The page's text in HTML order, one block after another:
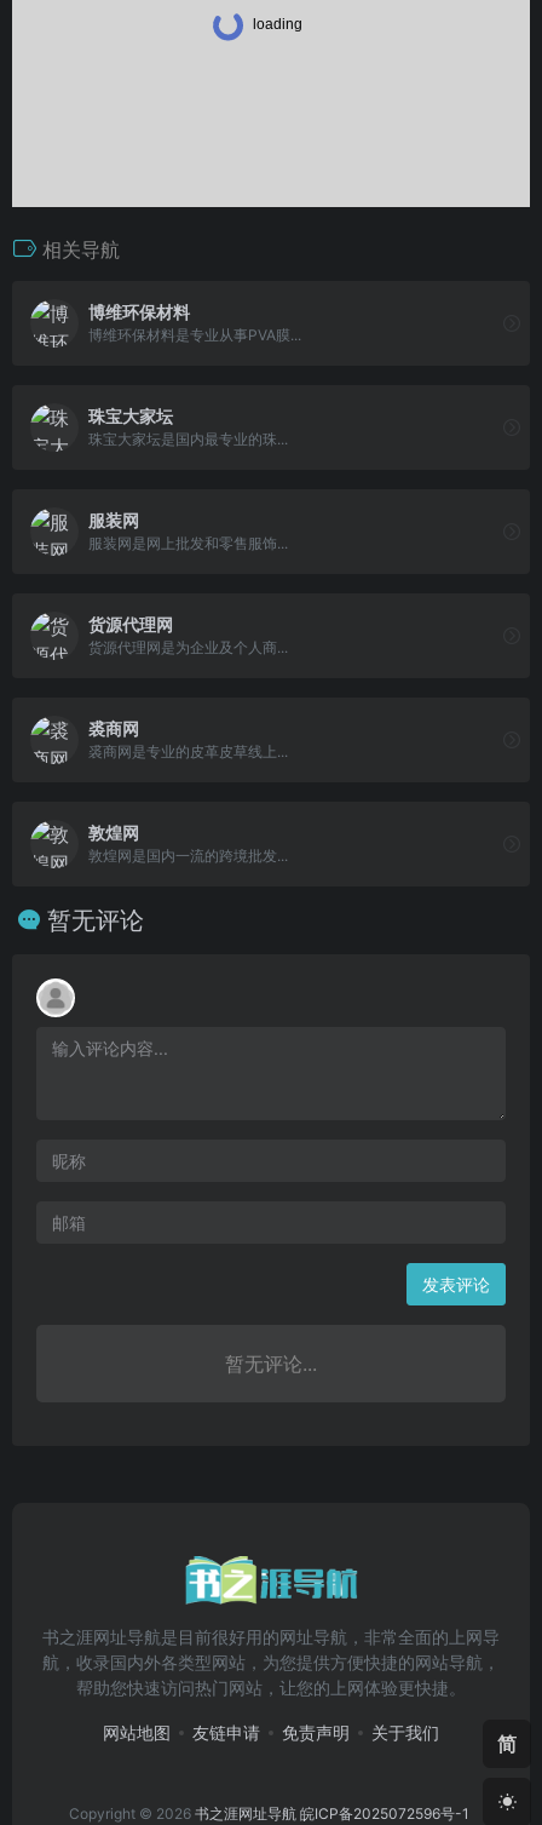
相关导航
博维环保材料
博维环保材料是专业从事PVA膜...
珠宝大家坛
珠宝大家坛是国内最专业的珠...
服装网
服装网是网上批发和零售服饰...
货源代理网
货源代理网是为企业及个人商...
裘商网
裘商网是专业的皮革皮草线上...
敦煌网
敦煌网是国内一流的跨境批发...
暂无评论
发表评论
暂无评论...
书之涯网址导航是目前很好用的网址导航，非常全面的上网导
航，收录国内外各类型网站，为您提供方便快捷的网站导航，
帮助您快速访问热门网站，让您的上网体验更快捷。
网站地图 友链申请 免责声明 关于我们
Copyright © 2026 书之涯网址导航 皖ICP备2025072596号-1
简